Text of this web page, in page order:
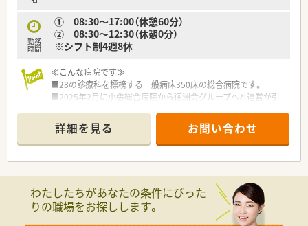
勤務
時間
① 08:30～17:00（休憩60分）
② 08:30～12:30（休憩0分）
※シフト制4週8休
≪こんな病院です≫
■28の診療科を標榜する一般病床350床の総合病院です。
■2025年2月に小張総合病院から徳洲会グループへと運営が引
■二次救急指定病院として、野田市周辺の急性期医療を支える重
要な拠点となっています。
■千葉県がん診療連携協力病院に指定されておりがん領域も専
門的な治療を多く行っています。
≪業務内容≫
詳細を見る お問い合わせ
わたしたちがあなたの条件にぴった
りの職場をお探しします。